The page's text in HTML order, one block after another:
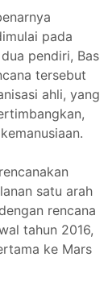
pada
pendiri, Bas
tersebut
ahli, yang
satu arah
rencana
tahun 2016,
ke Mars